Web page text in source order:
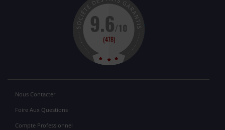
Nous Contacter
Foire Aux Questions
Compte Professionnel